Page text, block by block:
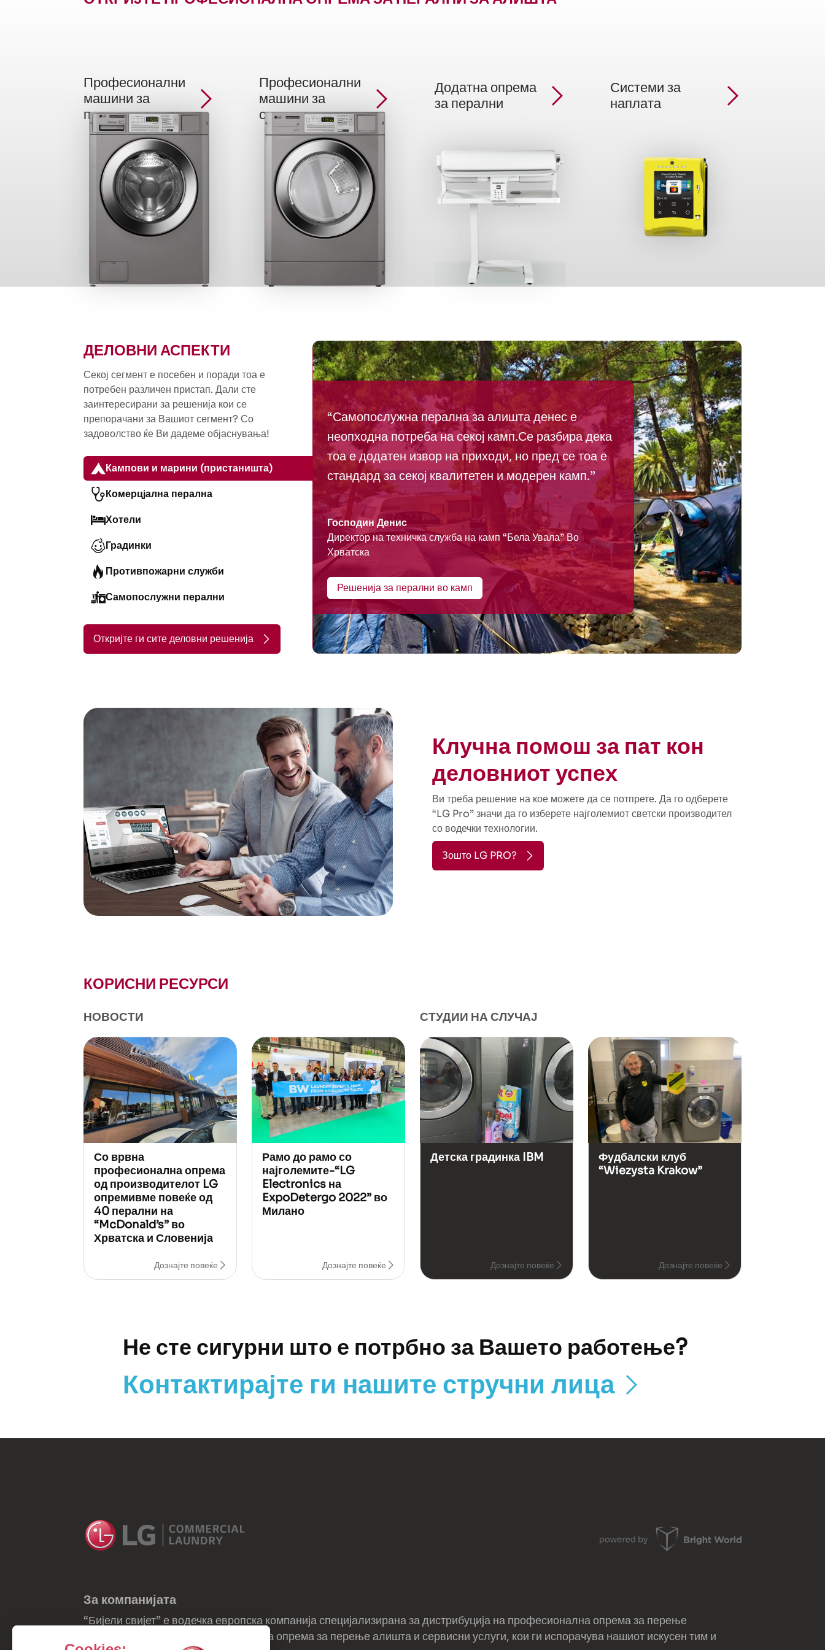
Професионални
машини за
перење алишта
Професионални
машини за
сушење алишта
Додатна опрема
за перални
Системи за
наплата
ДЕЛОВНИ АСПЕКТИ
Секој сегмент е посебен и поради тоа е
потребен различен пристап. Дали сте
заинтересирани за решенија кои се
препорачани за Вашиот сегмент? Со
задоволство ќе Ви дадеме објаснувања!
Кампови и марини (пристаништа)
Комерцјална перална
Хотели
Градинки
Противпожарни служби
Самопослужни перални
“Самопослужна перална за алишта денес е
неопходна потреба на секој камп.Се разбира дека
тоа е додатен извор на приходи, но пред се тоа е
стандард за секој квалитетен и модерен камп.”
Господин Денис
Директор на техничка служба на камп “Бела Увала” Во
Хрватска
Решенија за перални во камп
Откријте ги сите деловни решенија
Клучна помош за пат кон
деловниот успех
Ви треба решение на кое можете да се потпрете. Да го одберете
“LG Pro” значи да го изберете најголемиот светски производител
со водечки технологии.
Зошто LG PRO?
КОРИСНИ РЕСУРСИ
НОВОСТИ
Со врвна
професионална опрема
од производителот LG
опремивме повеќе од
40 перални на
“McDonald’s” во
Хрватска и Словенија
Дознајте повеќе
Рамо до рамо со
најголемите-“LG
Electronics на
ExpoDetergo 2022” во
Милано
Дознајте повеќе
СТУДИИ НА СЛУЧАЈ
Детска градинка IBM
Дознајте повеќе
Фудбалски клуб
“Wiezysta Krakow”
Дознајте повеќе
Не сте сигурни што е потрбно за Вашето работење?
Контактирајте ги нашите стручни лица
За компанијата
“Бијели свијет” е водечка европска компанија специјализирана за дистрибуција на професионална опрема за перење
алишта.Нудиме комплетна палета на опрема за перење алишта и сервисни услуги, кои ги испорачува нашиот искусен тим и